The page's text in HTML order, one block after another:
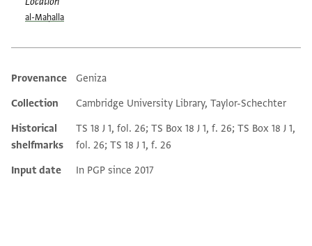
al-Maḥalla
Additional metadata
Provenance
Geniza
Collection
Cambridge University Library, Taylor-Schechter
Historical
shelfmarks
TS 18 J 1, fol. 26; TS Box 18 J 1, f. 26; TS Box 18 J 1,
fol. 26; TS 18 J 1, f. 26
Input date
In PGP since 2017